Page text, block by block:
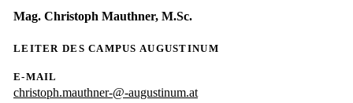
Mag. Christoph Mauthner, M.Sc.
LEITER DES CAMPUS AUGUSTINUM
E-MAIL
christoph.mauthner-@-augustinum.at